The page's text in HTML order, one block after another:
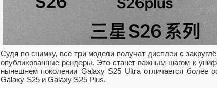
Судя по снимку, все три модели получат дисплеи с
опубликованные рендеры. Это станет важным шагом к
нынешнем поколении Galaxy S25 Ultra отличается более
Galaxy S25 и Galaxy S25 Plus.